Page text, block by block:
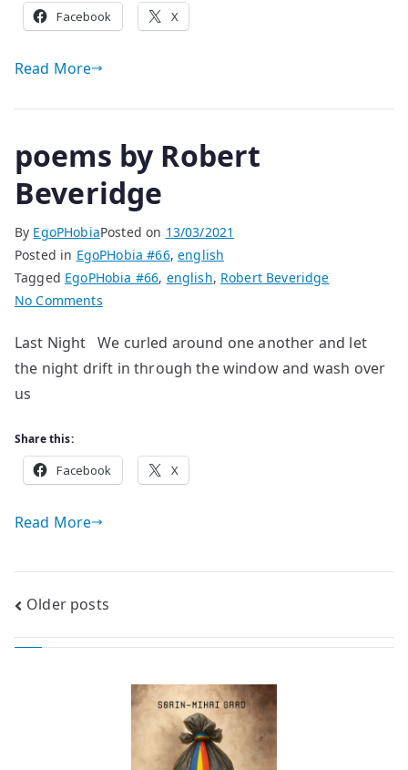
Facebook X
Read More
poems by Robert
Beveridge
By EgoPHobiaPosted on 13/03/2021
Posted in EgoPHobia #66,english
Tagged EgoPHobia #66, english, Robert Beveridge
No Commentson
by
Robert
Last Night We curled around one another and let
the night drift in through the window and wash over
us
Share this:
Facebook X
Read More
Posts
navigation
Older posts